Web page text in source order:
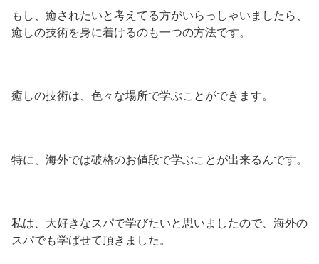
もし、癒されたいと考えてる方がいらっしゃいましたら、
癒しの技術を身に着けるのも一つの方法です。
癒しの技術は、色々な場所で学ぶことができます。
特に、海外では破格のお値段で学ぶことが出来るんです。
私は、大好きなスパで学びたいと思いましたので、海外の
スパでも学ばせて頂きました。